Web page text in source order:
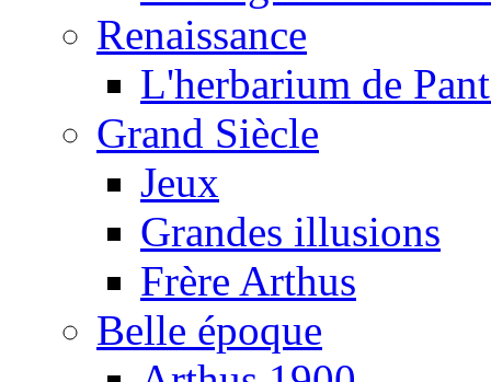
Renaissance
L'herbarium de
Grand Siècle
Jeux
Grandes illusions
Frère Arthus
Belle époque